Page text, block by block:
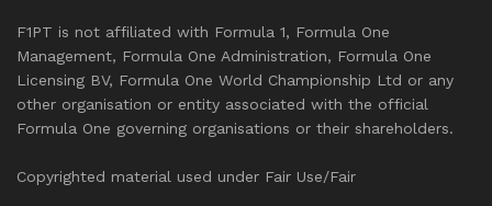
F1PT is not affiliated with Formula 1, Formula One
Management, Formula One Administration, Formula One
Licensing BV, Formula One World Championship Ltd or any
other organisation or entity associated with the official
Formula One governing organisations or their shareholders.
Copyrighted material used under Fair Use/Fair